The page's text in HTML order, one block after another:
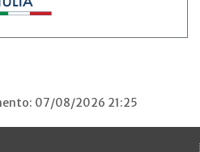
07/08/2026 21:25